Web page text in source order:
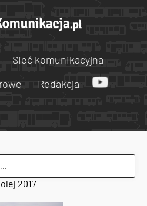
Sieć komunikacyjna
Redakcja
2017